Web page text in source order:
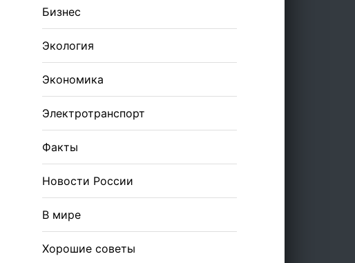
Бизнес
Экология
Экономика
Электротранспорт
Факты
Новости России
В мире
Хорошие советы